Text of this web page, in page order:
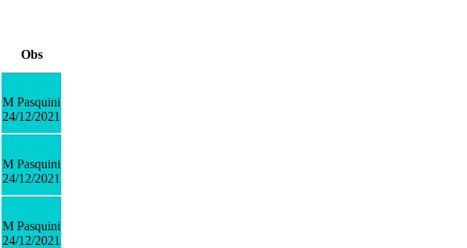
Obs
M Pasquini
24/12/2021
M Pasquini
24/12/2021
M Pasquini
24/12/2021